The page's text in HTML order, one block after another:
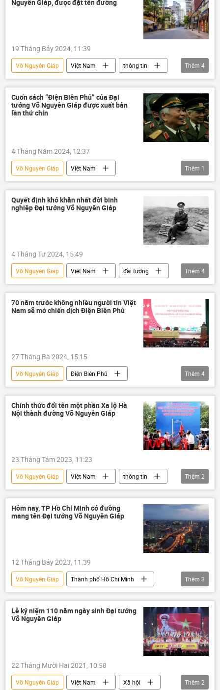
Nguyên Giáp, được đặt tên đường
19 Tháng Bảy 2024, 11:39
Võ Nguyên Giáp Việt Nam
thông tin
giáo sư
cách mạng
Khoa học
Nhà khoa học
Thêm 4
Cuốn sách “Điện Biên Phủ” của Đại
tướng Võ Nguyên Giáp được xuất bản
lần thứ chín
4 Tháng Năm 2024, 12:37
Võ Nguyên Giáp
Việt Nam
Điện Biên Phủ
sách
Thêm 1
Quyết định khó khăn nhất đời binh
nghiệp Đại tướng Võ Nguyên Giáp
4 Tháng Tư 2024, 15:49
Võ Nguyên Giáp Việt Nam
đại tướng
Điện Biên Phủ
Quân sự
Quân đội Nhân dân Việt Nam
chiến tranh Việt Nam
Thêm 4
70 năm trước không nhiều người tin Việt
Nam sẽ mở chiến dịch Điện Biên Phủ
27 Tháng Ba 2024, 15:15
Võ Nguyên Giáp
Điện Biên Phủ
Việt Nam
Bộ Chính Trị VN
Pháp
Chính trị
Đảng Cộng sản Việt Nam
Thêm 4
Chính thức đổi tên một phần Xa lộ Hà
Nội thành đường Võ Nguyên Giáp
23 Tháng Tám 2023, 11:23
Võ Nguyên Giáp Việt Nam
thông tin
Thành phố Hồ Chí Minh
Thủ Đức
Thêm 2
Hôm nay, TP Hồ Chí Minh có đường
mang tên Đại tướng Võ Nguyên Giáp
12 Tháng Bảy 2023, 11:39
Võ Nguyên Giáp
Thành phố Hồ Chí Minh
Việt Nam
thông tin Thủ Đức
Thêm 3
Lễ kỷ niệm 110 năm ngày sinh Đại tướng
Võ Nguyên Giáp
22 Tháng Mười Hai 2021, 10:58
Võ Nguyên Giáp Việt Nam
Xã hội
Thêm 2